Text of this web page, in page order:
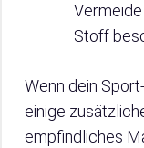
Stoff
Wenn dein
einige
empfindliches